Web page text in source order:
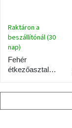
Fehér
étkezőasztal
Raktáron a
beszállítónál (30
nap)